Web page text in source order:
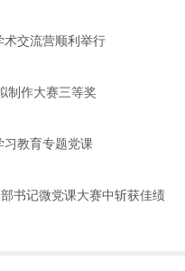
术交流营顺利举行
制作大赛三等奖
习教育专题党课
书记微党课大赛中斩获佳绩